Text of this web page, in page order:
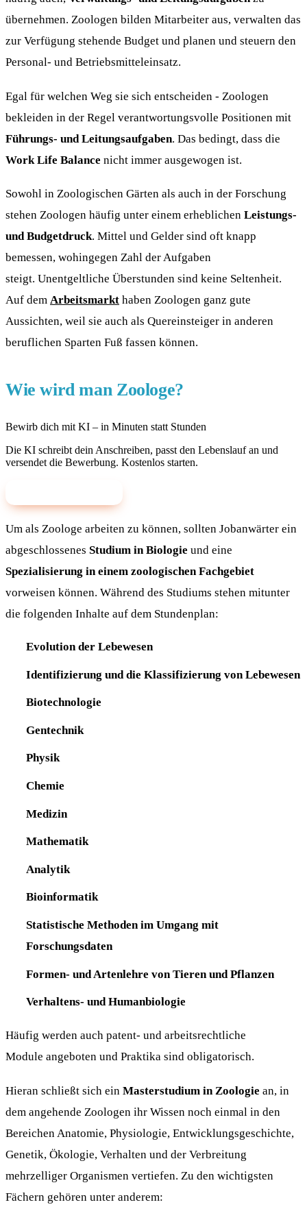
übernehmen. Zoologen bilden Mitarbeiter aus, verwalten das
zur Verfügung stehende Budget und planen und steuern den
Personal- und Betriebsmitteleinsatz.
Egal für welchen Weg sie sich entscheiden - Zoologen
bekleiden in der Regel verantwortungsvolle Positionen mit
Führungs- und Leitungsaufgaben. Das bedingt, dass die
Work Life Balance nicht immer ausgewogen ist.
Sowohl in Zoologischen Gärten als auch in der Forschung
stehen Zoologen häufig unter einem erheblichen Leistungs-
und Budgetdruck. Mittel und Gelder sind oft knapp
bemessen, wohingegen Zahl der Aufgaben
steigt. Unentgeltliche Überstunden sind keine Seltenheit.
Auf dem Arbeitsmarkt haben Zoologen ganz gute
Aussichten, weil sie auch als Quereinsteiger in anderen
beruflichen Sparten Fuß fassen können.
Wie wird man Zoologe?
Bewirb dich mit KI – in Minuten statt Stunden
Die KI schreibt dein Anschreiben, passt den Lebenslauf an und
versendet die Bewerbung. Kostenlos starten.
Um als Zoologe arbeiten zu können, sollten Jobanwärter ein
abgeschlossenes Studium in Biologie und eine
Spezialisierung in einem zoologischen Fachgebiet
vorweisen können. Während des Studiums stehen mitunter
die folgenden Inhalte auf dem Stundenplan:
Evolution der Lebewesen
Identifizierung und die Klassifizierung von Lebewesen
Biotechnologie
Gentechnik
Physik
Chemie
Medizin
Mathematik
Analytik
Bioinformatik
Statistische Methoden im Umgang mit
Forschungsdaten
Formen- und Artenlehre von Tieren und Pflanzen
Verhaltens- und Humanbiologie
Häufig werden auch patent- und arbeitsrechtliche
Module angeboten und Praktika sind obligatorisch.
Hieran schließt sich ein Masterstudium in Zoologie an, in
dem angehende Zoologen ihr Wissen noch einmal in den
Bereichen Anatomie, Physiologie, Entwicklungsgeschichte,
Genetik, Ökologie, Verhalten und der Verbreitung
mehrzelliger Organismen vertiefen. Zu den wichtigsten
Fächern gehören unter anderem: